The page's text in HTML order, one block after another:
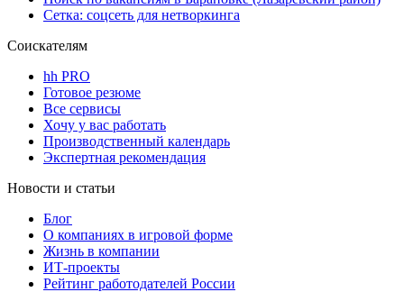
Сетка: соцсеть для нетворкинга
Соискателям
hh PRO
Готовое резюме
Все сервисы
Хочу у вас работать
Производственный календарь
Экспертная рекомендация
Новости и статьи
Блог
О компаниях в игровой форме
Жизнь в компании
ИТ-проекты
Рейтинг работодателей России